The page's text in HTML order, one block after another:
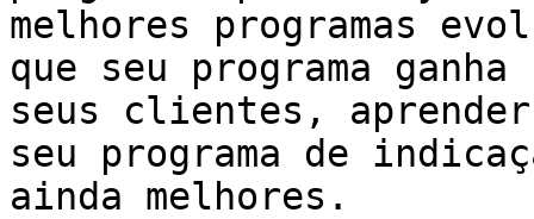
melhores programas
que seu programa
seus clientes,
seu programa de
ainda melhores.